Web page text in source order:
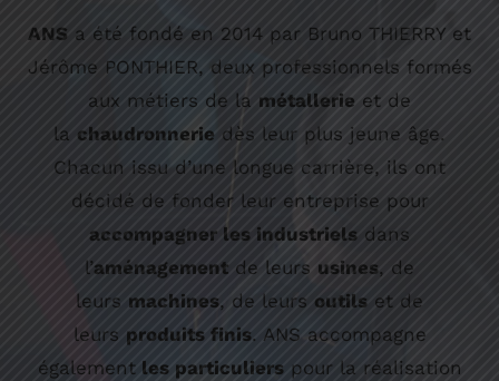
ANS a été fondé en 2014 par Bruno THIERRY et
Jérôme PONTHIER, deux professionnels formés
aux métiers de la métallerie et de
la chaudronnerie dès leur plus jeune âge.
Chacun issu d’une longue carrière, ils ont
décidé de fonder leur entreprise pour
accompagner les industriels dans
l’aménagement de leurs usines, de
leurs machines, de leurs outils et de
leurs produits finis. ANS accompagne
égalementles particulierspour la réalisation